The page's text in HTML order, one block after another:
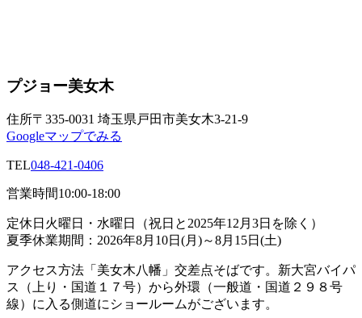
プジョー美女木
住所〒335-0031 埼玉県戸田市美女木3-21-9
Googleマップでみる
TEL048-421-0406
営業時間10:00-18:00
定休日 火曜日・水曜日（祝日と2025年12月3日を除く）
夏季休業期間：2026年8月10日(月)～8月15日(土)
アクセス方法 「美女木八幡」交差点そばです。新大宮バイパ
ス（上り・国道１７号）から外環（一般道・国道２９８号
線）に入る側道にショールームがございます。